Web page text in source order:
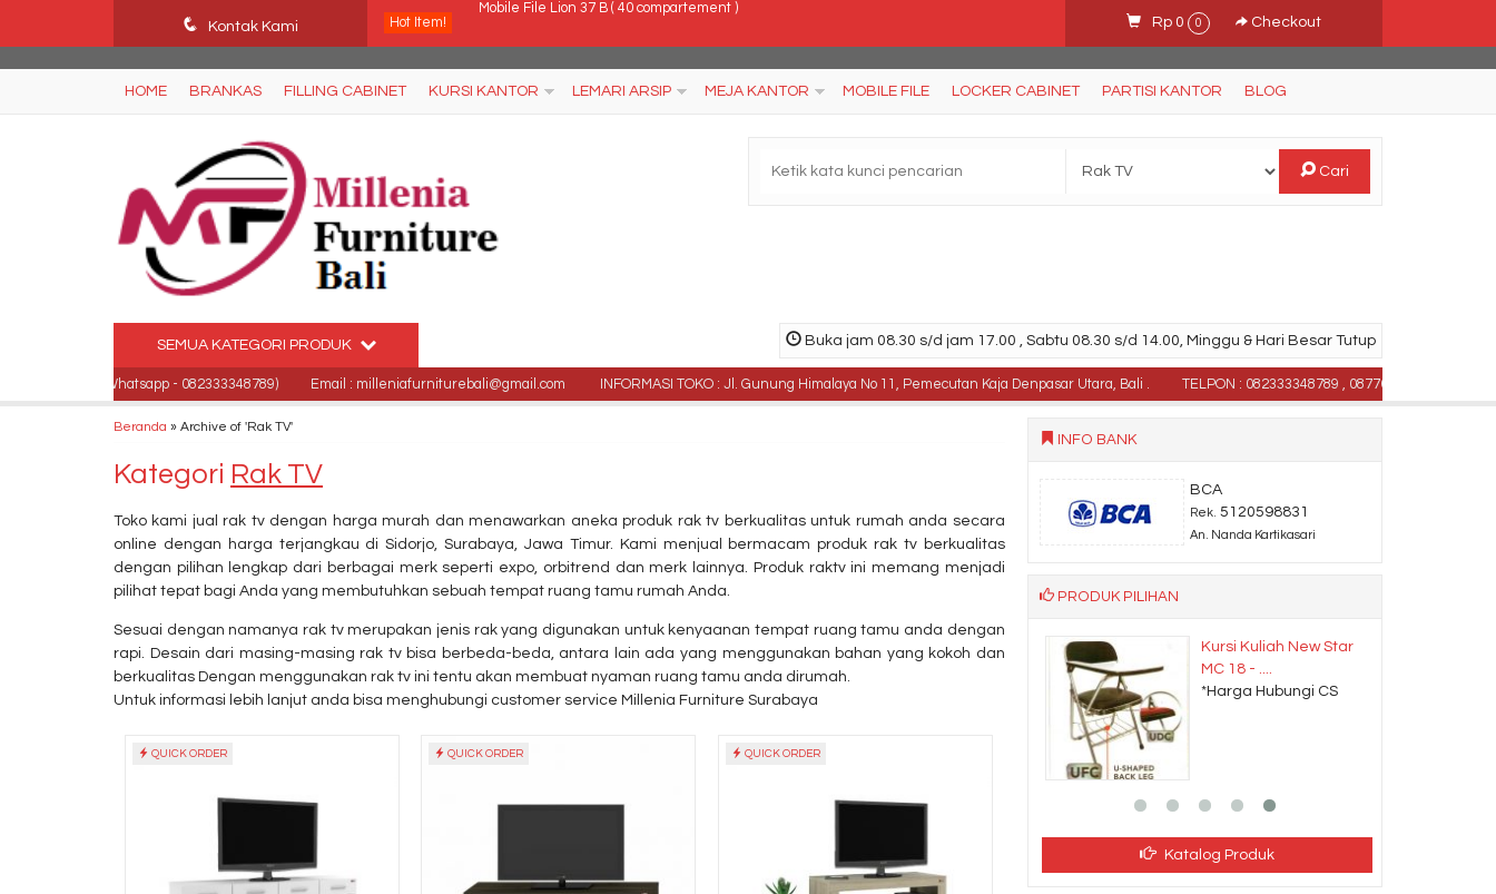
Ffn26mCseQzwzJTw3smpNE8Nti1cAw6hYZWaSDjvoqs
q Kontak Kami Hot Item!
Kursi Kantor Chairman MC 1103
Kursi Kantor Carrera King Classic
Rp 0 0 Checkout
HOME BRANKAS FILLING CABINET KURSI KANTOR LEMARI ARSIP MEJA KANTOR MOBILE FILE LOCKER CABINET PARTISI KANTOR BLOG
Cari
Buka jam 08.30 s/d jam 17.00 , Sabtu 08.30 s/d 14.00, Minggu & Hari Besar Tutup
SEMUA KATEGORI PRODUK
(Whatsapp - 082333348789) Email : milleniafurniturebali@gmail.com INFORMASI TOKO : Jl. Gunung Himalaya No 11, Pemecutan Kaja Denpasar Utara, Bali . TELPON : 082333348789 , 087769684700, (Whatsapp -
Beranda » Archive of 'Rak TV'
Kategori Rak TV
Toko kami jual rak tv dengan harga murah dan menawarkan aneka produk rak tv berkualitas untuk rumah anda secara
online dengan harga terjangkau di Sidorjo, Surabaya, Jawa Timur. Kami menjual bermacam produk rak tv berkualitas
dengan pilihan lengkap dari berbagai merk seperti expo, orbitrend dan merk lainnya. Produk raktv ini memang menjadi
pilihat tepat bagi Anda yang membutuhkan sebuah tempat ruang tamu rumah Anda.
Sesuai dengan namanya rak tv merupakan jenis rak yang digunakan untuk kenyaanan tempat ruang tamu anda dengan
rapi. Desain dari masing-masing rak tv bisa berbeda-beda, antara lain ada yang menggunakan bahan yang kokoh dan
berkualitas Dengan menggunakan rak tv ini tentu akan membuat nyaman ruang tamu anda dirumah.
Untuk informasi lebih lanjut anda bisa menghubungi customer service Millenia Furniture Surabaya
QUICK ORDER QUICK ORDER QUICK ORDER
INFO BANK
BCA
Rek. 5120598831
An. Nanda Kartikasari
PRODUK PILIHAN
Laci dorong Highpoint
*Harga Hubungi CS
Laci Dorong UNO
Modern UMP 716....
*Harga Hubungi CS
Jual Lemari Pakaian
Kursi Kuliah New Star
MC 18 - ....
*Harga Hubungi CS
Katalog Produk